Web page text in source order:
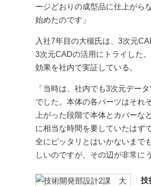
ージどおりの成型品に仕上がら
始めたのです」
入社7年目の大槻氏は、3次元
3次元CADの活用にトライした
効果を社内で実証している。
「当時は、社内でも3次元デー
でした。本体の各パーツはそれ
上がった段階で本体とカバー
に相当な時間を要していたはず
全にピッタリとはいかないまで
しいのですが、その辺が非常に
技